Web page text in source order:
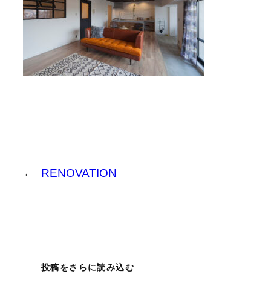
← RENOVATION
投稿をさらに読み込む